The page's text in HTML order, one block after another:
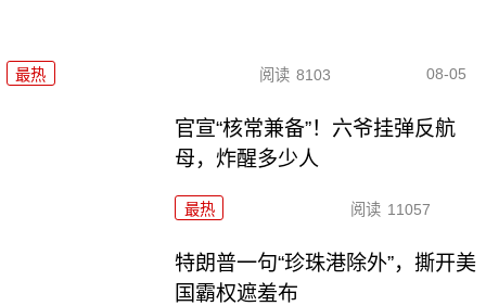
最热 阅读 8103 08-05
官宣“核常兼备”！六爷挂弹反航
母，炸醒多少人
最热 阅读 11057
特朗普一句“珍珠港除外”，撕开美
国霸权遮羞布